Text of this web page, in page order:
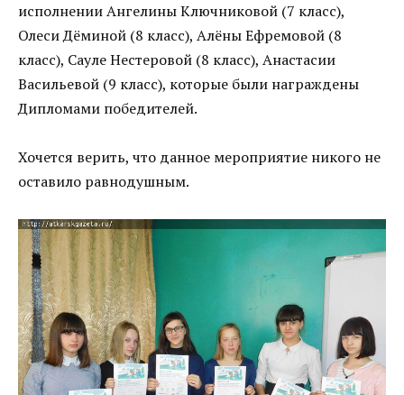
исполнении Ангелины Ключниковой (7 класс),
Олеси Дёминой (8 класс), Алёны Ефремовой (8
класс), Сауле Нестеровой (8 класс), Анастасии
Васильевой (9 класс), которые были награждены
Дипломами победителей.
Хочется верить, что данное мероприятие никого не
оставило равнодушным.